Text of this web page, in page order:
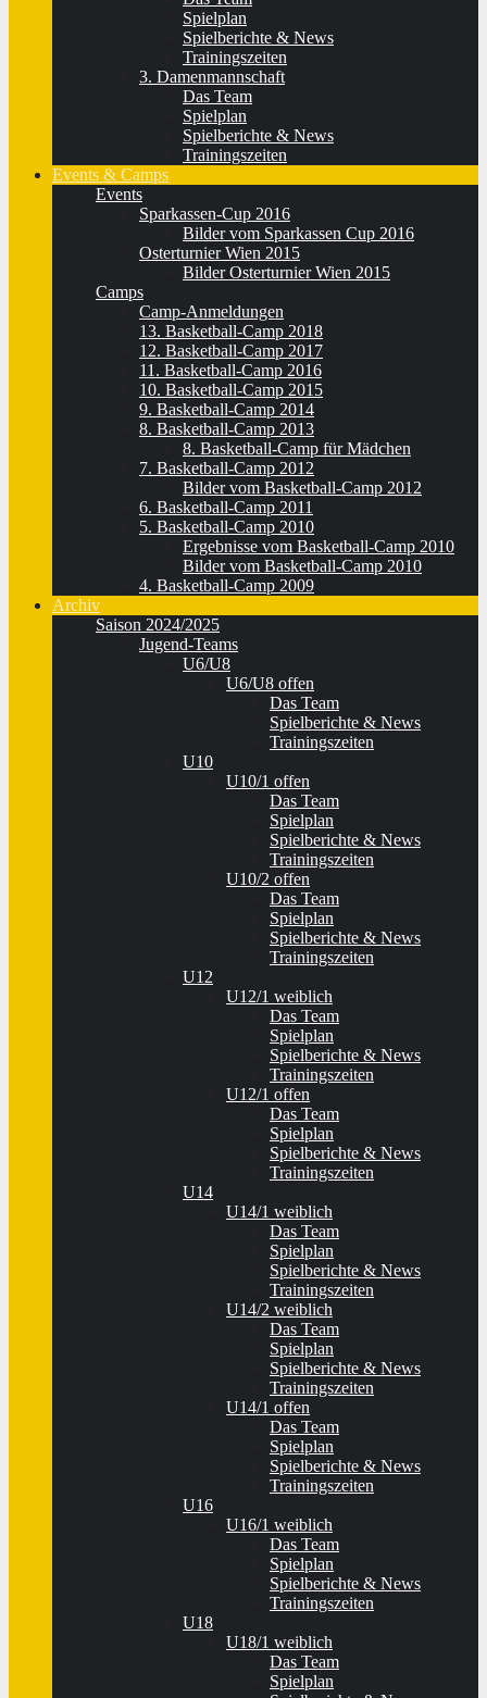
Spielplan
Spielberichte & News
Trainingszeiten
3. Damenmannschaft
Das Team
Spielplan
Spielberichte & News
Trainingszeiten
Events & Camps
Events
Sparkassen-Cup 2016
Bilder vom Sparkassen Cup 2016
Osterturnier Wien 2015
Bilder Osterturnier Wien 2015
Camps
Camp-Anmeldungen
13. Basketball-Camp 2018
12. Basketball-Camp 2017
11. Basketball-Camp 2016
10. Basketball-Camp 2015
9. Basketball-Camp 2014
8. Basketball-Camp 2013
8. Basketball-Camp für Mädchen
7. Basketball-Camp 2012
Bilder vom Basketball-Camp 2012
6. Basketball-Camp 2011
5. Basketball-Camp 2010
Ergebnisse vom Basketball-Camp 2010
Bilder vom Basketball-Camp 2010
4. Basketball-Camp 2009
Archiv
Saison 2024/2025
Jugend-Teams
U6/U8
U6/U8 offen
Das Team
Spielberichte & News
Trainingszeiten
U10
U10/1 offen
Das Team
Spielplan
Spielberichte & News
Trainingszeiten
U10/2 offen
Das Team
Spielplan
Spielberichte & News
Trainingszeiten
U12
U12/1 weiblich
Das Team
Spielplan
Spielberichte & News
Trainingszeiten
U12/1 offen
Das Team
Spielplan
Spielberichte & News
Trainingszeiten
U14
U14/1 weiblich
Das Team
Spielplan
Spielberichte & News
Trainingszeiten
U14/2 weiblich
Das Team
Spielplan
Spielberichte & News
Trainingszeiten
U14/1 offen
Das Team
Spielplan
Spielberichte & News
Trainingszeiten
U16
U16/1 weiblich
Das Team
Spielplan
Spielberichte & News
Trainingszeiten
U18
U18/1 weiblich
Das Team
Spielplan